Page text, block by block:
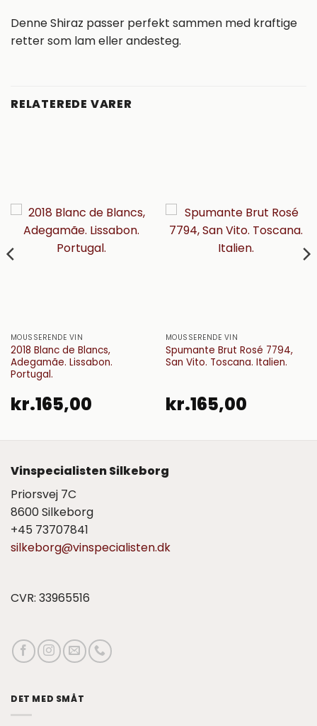
Denne Shiraz passer perfekt sammen med kraftige
retter som lam eller andesteg.
RELATEREDE VARER
MOUSSERENDE VIN
2018 Blanc de Blancs,
Adegamãe. Lissabon.
Portugal.
kr.165,00
MOUSSERENDE VIN
Spumante Brut Rosé 7794,
San Vito. Toscana. Italien.
kr.165,00
Vinspecialisten Silkeborg
Priorsvej 7C
8600 Silkeborg
+45 73707841
silkeborg@vinspecialisten.dk
CVR: 33965516
DET MED SMÅT